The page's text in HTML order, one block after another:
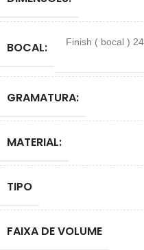
BOCAL: Finish ( bocal )
GRAMATURA:
MATERIAL:
TIPO
FAIXA DE VOLUME